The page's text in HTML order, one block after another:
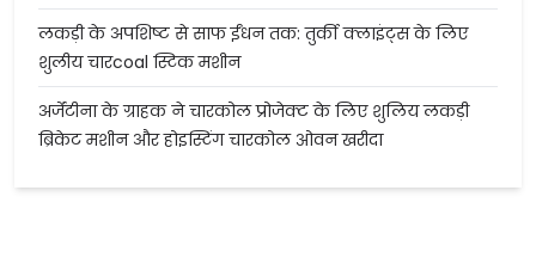
लकड़ी के अपशिष्ट से साफ ईंधन तक: तुर्की क्लाइंट्स के लिए
शुलीय चारcoal स्टिक मशीन
अर्जेंटीना के ग्राहक ने चारकोल प्रोजेक्ट के लिए शुलिय लकड़ी
ब्रिकेट मशीन और होइस्टिंग चारकोल ओवन खरीदा